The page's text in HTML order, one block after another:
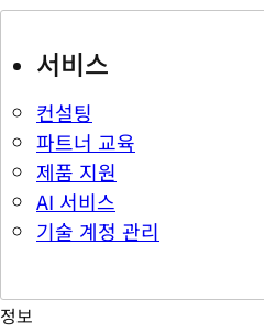
서비스
컨설팅
파트너 교육
제품 지원
AI 서비스
기술 계정 관리
정보